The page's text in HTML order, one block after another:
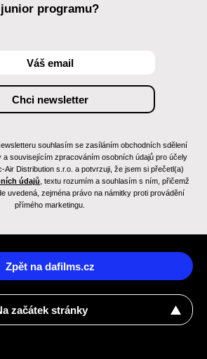
junior programu?
souhlasím se zasíláním obchodních sdělení
a souvisejícím zpracováním osobních údajů pro účely
Air Distribution s.r.o. a potvrzuji, že jsem si přečetl(a)
údajů , textu rozumím a souhlasím s ním, přičemž
uvedená, zejména právo na námitky proti provádění
přímého marketingu.
Zpět na dafilms.cz
začátek stránky